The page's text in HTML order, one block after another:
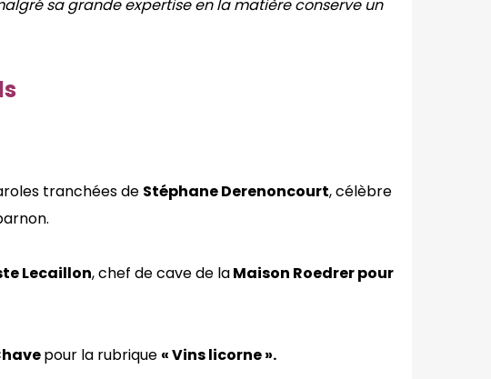
sa grande expertise en la matière conserve un
tranchées de Stéphane Derenoncourt, célèbre
Lecaillon, chef de cave de laMaison Roedrer pour
pour la rubrique « Vins licorne ».